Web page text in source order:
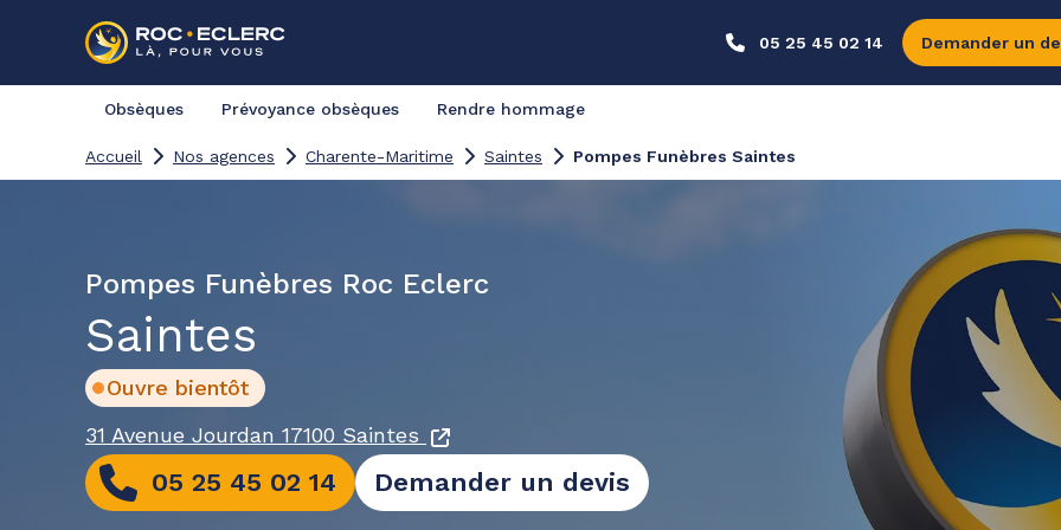
05 25 45 02 14 Demander un
Obsèques Prévoyance obsèques Rendre hommage
Accueil Nos agences Charente-Maritime Saintes Pompes Funèbres Saintes
Pompes Funèbres Roc Eclerc
Saintes
Ouvre bientôt
31 Avenue Jourdan 17100 Saintes
05 25 45 02 14 Demander un devis